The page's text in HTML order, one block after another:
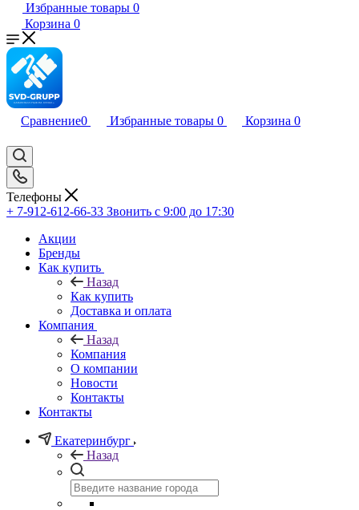
Избранные товары 0
Корзина 0
Сравнение0 Избранные товары 0 Корзина 0
Телефоны
+ 7-912-612-66-33 Звонить с 9:00 до 17:30
Акции
Бренды
Как купить
Назад
Как купить
Доставка и оплата
Компания
Назад
Компания
О компании
Новости
Контакты
Контакты
Екатеринбург
Назад